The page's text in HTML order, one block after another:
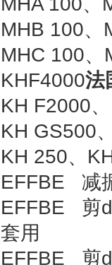
MHB 100
MHC 100、
KHF4000法
KH F2000
KH GS500
KH 250、
EFFBE 减
EFFBE 剪
套用
EFFBE 剪